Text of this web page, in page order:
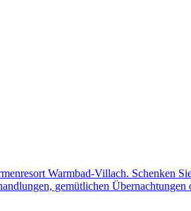
Warmbad-Villach. Schenken
gemütlichen